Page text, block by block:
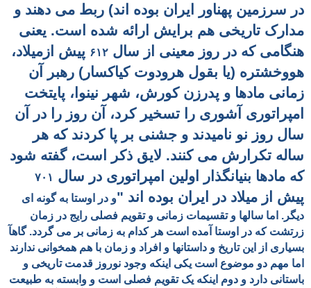
در سرزمين پهناور ايران بوده اند) ربط می دهند و
مدارک تاريخی هم برايش ارائه شده است. يعنی
هنگامی که در روز معينی از سال ۶۱۲ پيش ازميلاد،
هووخشتره (يا بقول هرودوت کياکسار) رهبر آن
زمانی مادها و پدرزن کورش، شهر نينوا، پايتخت
امپراتوری آشوری را تسخير کرد، آن روز را در آن
سال روز نو ناميدند و جشنی بر پا کردند که هر
ساله تکرارش می کنند. لايق ذکر است، گفته شود
که مادها بنيانگذار اولين امپراتوری در سال ۷۰۱
پيش از ميلاد در ايران بوده اند "و در اوستا به گونه ای
دیگر. اما سالها و تقسیمات زمانی و تقویم فصلی رایج در زمان
زرتشت که در اوستا آمده است هر کدام به زمانی بر می گردد. گاهآ
بسیاری از این تاریخ و داستانها و افراد و زمان با هم همخوانی ندارند
اما مهم دو موضوع است یکی اینکه وجود نوروز قدمت تاریخی و
باستانی دارد و دوم اینکه یک تقویم فصلی است و وابسته به طبیعت